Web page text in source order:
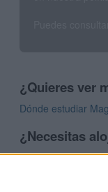
¿Quieres ver
Dónde estudiar
¿Necesitas
>> Residencias de